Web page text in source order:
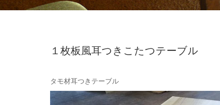
１枚板風耳つきこたつテーブル
タモ材耳つきテーブル